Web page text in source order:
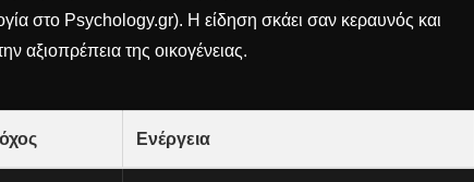
στο Psychology.gr). Η είδηση σκάει σαν κεραυνός και
αξιοπρέπεια της οικογένειας.
Ενέργεια